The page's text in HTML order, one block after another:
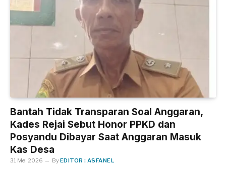
Bantah Tidak Transparan Soal Anggaran,
Kades Rejai Sebut Honor PPKD dan
Posyandu Dibayar Saat Anggaran Masuk
Kas Desa
31 Mei 2026 ByEDITOR : ASFANEL